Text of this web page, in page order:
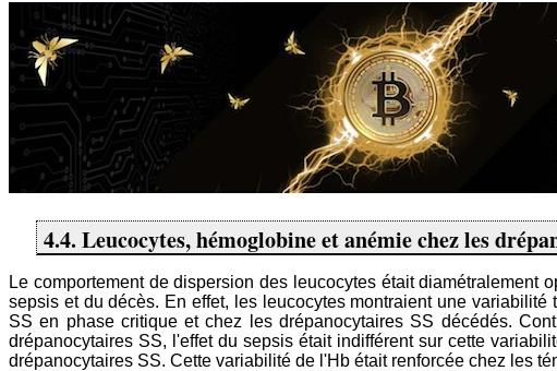
4.4. Leucocytes, hémoglobine et anémie chez les
Le comportement de dispersion des leucocytes était
sepsis et du décès. En effet, les leucocytes montraient une
SS en phase critique et chez les drépanocytaires SS décédés.
drépanocytaires SS, l'effet du sepsis était indifférent sur cette
drépanocytaires SS. Cette variabilité de l'Hb était renforcée chez les